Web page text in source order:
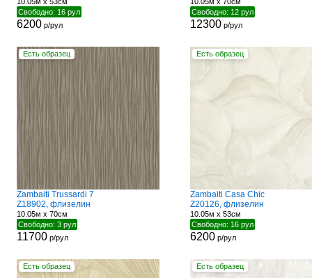
Свободно: 16 рул
6200р/рул
Свободно: 12 рул
12300р/рул
Есть образец
Zambaiti Trussardi 7
Z18902, флизелин
10.05м x 70см
Свободно: 3 рул
11700р/рул
Есть образец
Zambaiti Casa Chic
Z20126, флизелин
10.05м x 53см
Свободно: 16 рул
6200р/рул
Есть образец Есть образец